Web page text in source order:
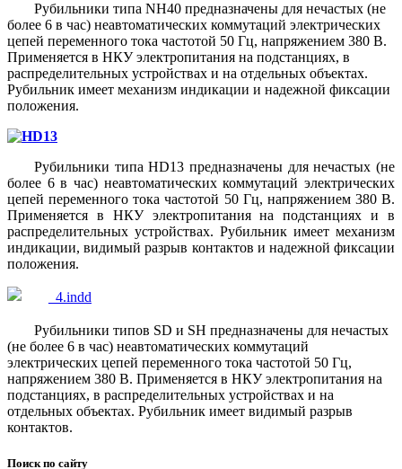
Рубильники типа NH40 предназначены для нечастых (не
более 6 в час) неавтоматических коммутаций электрических
цепей переменного тока частотой 50 Гц, напряжением 380 В.
Применяется в НКУ электропитания на подстанциях, в
распределительных устройствах и на отдельных объектах.
Рубильник имеет механизм индикации и надежной фиксации
положения.
Рубильники типа HD13 предназначены для нечастых (не
более 6 в час) неавтоматических коммутаций электрических
цепей переменного тока частотой 50 Гц, напряжением 380 В.
Применяется в НКУ электропитания на подстанциях и в
распределительных устройствах. Рубильник имеет механизм
индикации, видимый разрыв контактов и надежной фиксации
положения.
Рубильники типов SD и SH предназначены для нечастых
(не более 6 в час) неавтоматических коммутаций
электрических цепей переменного тока частотой 50 Гц,
напряжением 380 В. Применяется в НКУ электропитания на
подстанциях, в распределительных устройствах и на
отдельных объектах. Рубильник имеет видимый разрыв
контактов.
Поиск по сайту